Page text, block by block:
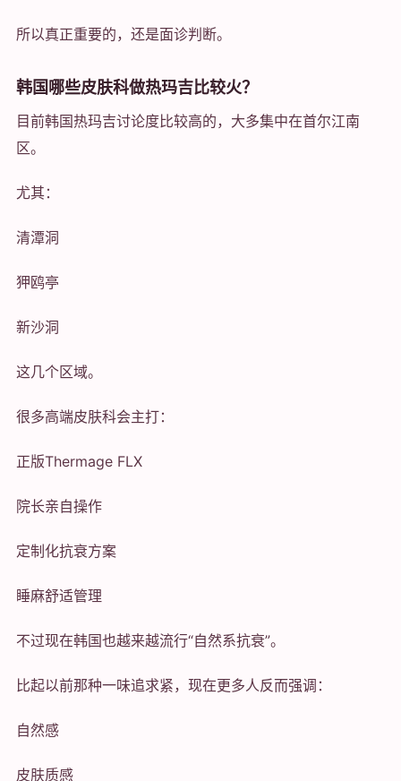
所以真正重要的，还是面诊判断。
韩国哪些皮肤科做热玛吉比较火？
目前韩国热玛吉讨论度比较高的，大多集中在首尔江南
区。
尤其：
清潭洞
狎鸥亭
新沙洞
这几个区域。
很多高端皮肤科会主打：
正版Thermage FLX
院长亲自操作
定制化抗衰方案
睡麻舒适管理
不过现在韩国也越来越流行“自然系抗衰”。
比起以前那种一味追求紧，现在更多人反而强调：
自然感
皮肤质感